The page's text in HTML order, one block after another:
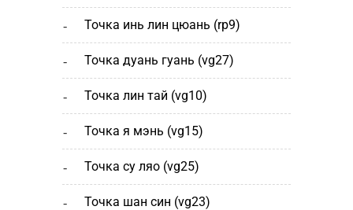
точка инь лин цюань (rp9)
точка дуань гуань (vg27)
точка лин тай (vg10)
точка я мэнь (vg15)
точка су ляо (vg25)
точка шан cин (vg23)